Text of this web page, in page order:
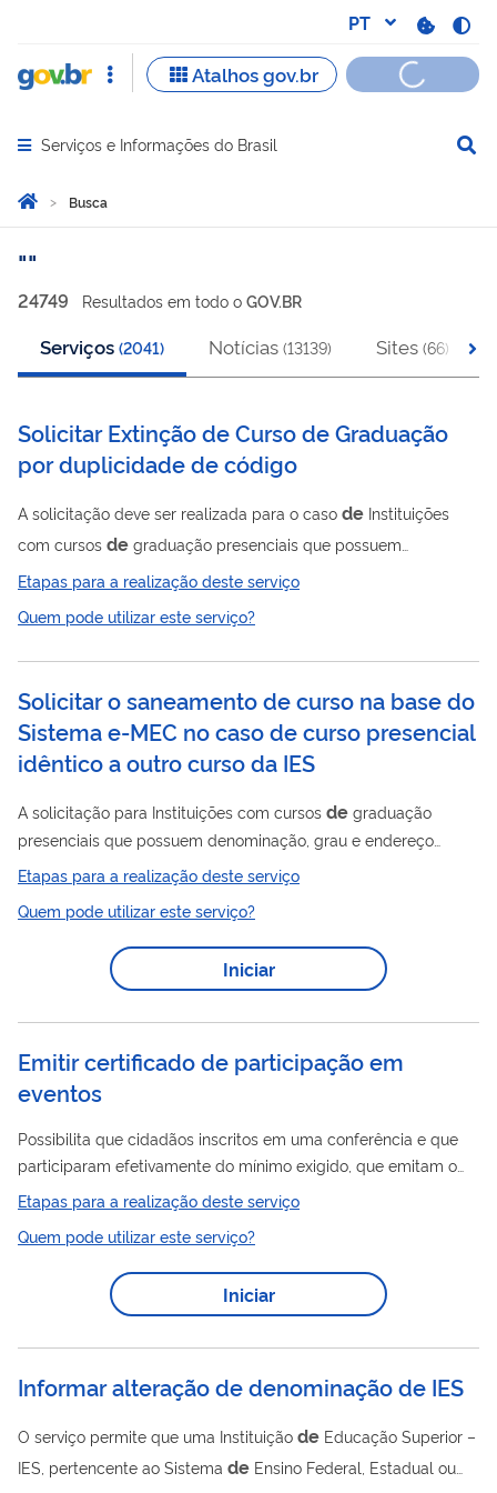
Abrir menu principal de navegação
Serviços e Informações do Brasil
Você está aqui:
Página Inicial
Busca
Busca
24749 Resultados em todo o GOV.BR
Serviços (2041) Notícias (13139) Sites (66)
Solicitar Extinção de Curso de Graduação
por duplicidade de código
A solicitação deve ser realizada para o caso de Instituições
com cursos de graduação presenciais que possuem
denominação, grau e endereço iguais com diferentes códigos
no Cadastro e-MEC
Etapas para a realização deste serviço
Quem pode utilizar este serviço?
Solicitar o saneamento de curso na base do
Sistema e-MEC no caso de curso presencial
idêntico a outro curso da IES
A solicitação para Instituições com cursos de graduação
presenciais que possuem denominação, grau e endereço
iguais com diferentes códigos no Cadastro no Sistema e-MEC.
Etapas para a realização deste serviço
Quem pode utilizar este serviço?
Iniciar
Emitir certificado de participação em
eventos
Possibilita que cidadãos inscritos em uma conferência e que
participaram efetivamente do mínimo exigido, que emitam o
certificadode participação no evento.
Etapas para a realização deste serviço
Quem pode utilizar este serviço?
Iniciar
Informar alteração de denominação de IES
O serviço permite que uma Instituição de Educação Superior –
IES, pertencente ao Sistema de Ensino Federal, Estadual ou